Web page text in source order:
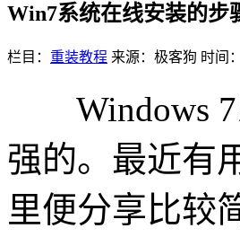
Win7系统在线安装的步
栏目： 重装教程 来源：极客狗 时间
Windows 7
强的。最近有
里便分享比较